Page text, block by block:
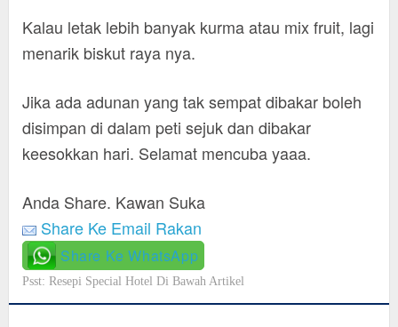
Kalau letak lebih banyak kurma atau mix fruit, lagi
menarik biskut raya nya.
Jika ada adunan yang tak sempat dibakar boleh
disimpan di dalam peti sejuk dan dibakar
keesokkan hari. Selamat mencuba yaaa.
Anda Share. Kawan Suka
Share Ke Email Rakan
Share Ke WhatsApp
Psst: Resepi Special Hotel Di Bawah Artikel